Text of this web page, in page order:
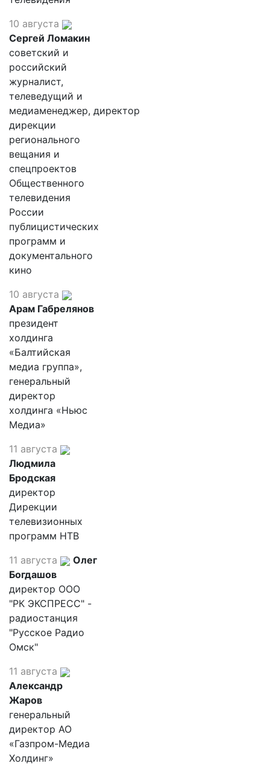
10 августа
Сергей Ломакин
советский и
российский
журналист,
телеведущий и
медиаменеджер, директор
дирекции
регионального
вещания и
спецпроектов
Общественного
телевидения
России
публицистических
программ и
документального
кино
10 августа
Арам Габрелянов
президент
холдинга
«Балтийская
медиа группа»,
генеральный
директор
холдинга «Ньюс
Медиа»
11 августа
Людмила
Бродская
директор
Дирекции
телевизионных
программ НТВ
11 августа
Олег
Богдашов
директор ООО
"РК ЭКСПРЕСС" -
радиостанция
"Русское Радио
Омск"
11 августа
Александр
Жаров
генеральный
директор АО
«Газпром-Медиа
Холдинг»